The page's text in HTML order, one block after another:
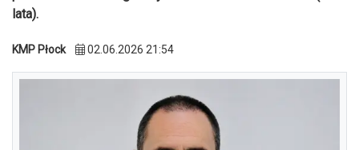
lata).
KMP Płock 02.06.2026 21:54